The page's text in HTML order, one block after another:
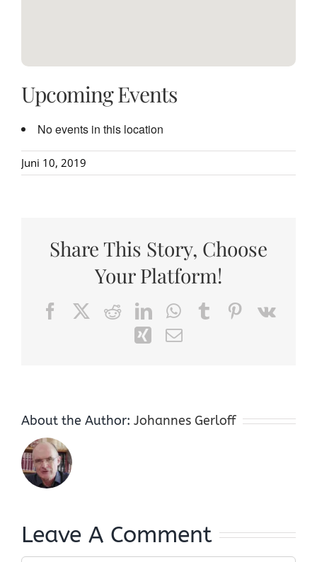
Upcoming Events
No events in this location
Juni 10, 2019
Share This Story, Choose
Your Platform!
FacebookRedditLinkedInWhatsApp
TumblrPinterest
Vk
XingEmail
About the Author: Johannes Gerloff
Leave A Comment